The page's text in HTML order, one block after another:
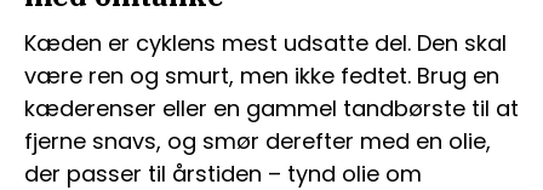
Kæden er cyklens mest udsatte del. Den skal
være ren og smurt, men ikke fedtet. Brug en
kæderenser eller en gammel tandbørste til at
fjerne snavs, og smør derefter med en olie,
der passer til årstiden – tynd olie om